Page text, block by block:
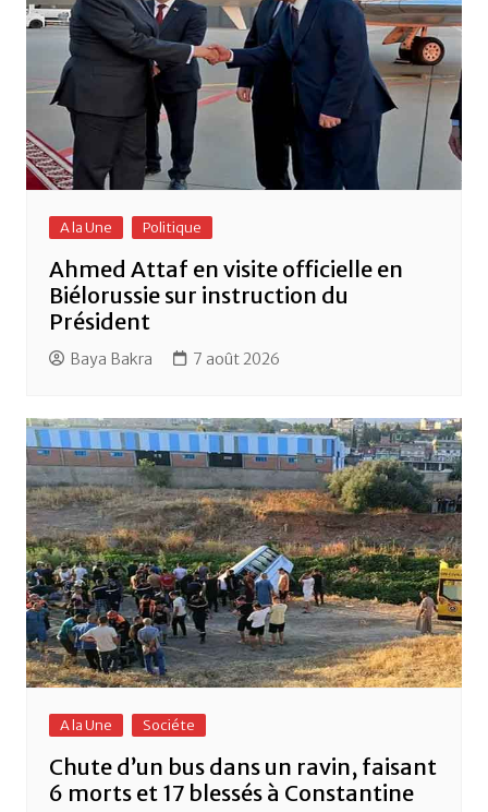
A la Une Politique
Ahmed Attaf en visite officielle en
Biélorussie sur instruction du
Président
Baya Bakra 7 août 2026
A la Une Sociéte
Chute d’un bus dans un ravin, faisant
6 morts et 17 blessés à Constantine